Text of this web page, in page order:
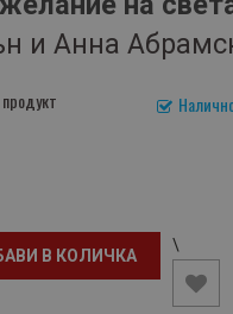
и Анна
В КОЛИЧКА
\